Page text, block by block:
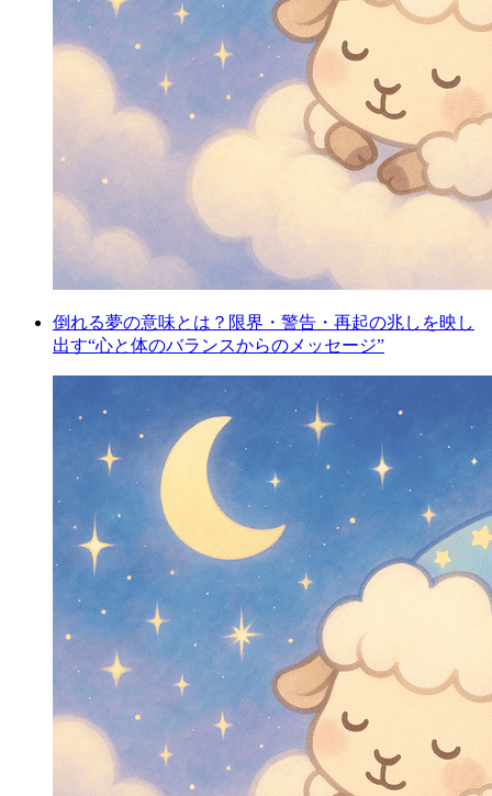
倒れる夢の意味とは？限界・警告・再起の兆しを映し
出す“心と体のバランスからのメッセージ”